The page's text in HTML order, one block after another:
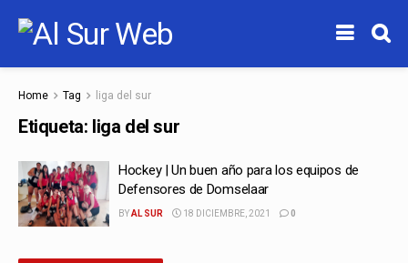
Home Tag liga del sur
Etiqueta: liga del sur
Hockey | Un buen año para los equipos de
Defensores de Domselaar
BYAL SUR 18 DICIEMBRE, 2021 0